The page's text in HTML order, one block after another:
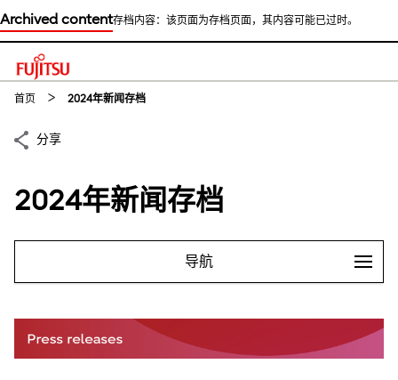
Archived content存档内容：该页面为存档页面，其内容可能已过时。
This is a skip link click here to skip to main contents
首页 2024年新闻存档
分享
2024年新闻存档
导航